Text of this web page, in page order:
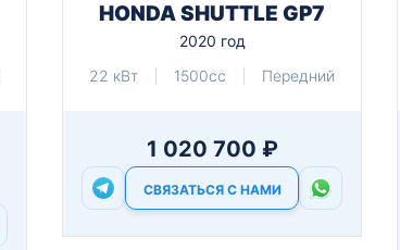
HONDA SHUTTLE GP7
2020 год
22 кВт
1500cc Передний
1 020 700 ₽
СВЯЗАТЬСЯ С НАМИ